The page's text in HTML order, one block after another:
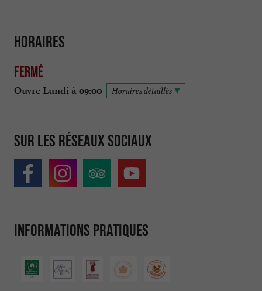
Horaires
Fermé
Ouvre Lundi à 09:00 Horaires détaillés
Sur les réseaux sociaux
Informations pratiques